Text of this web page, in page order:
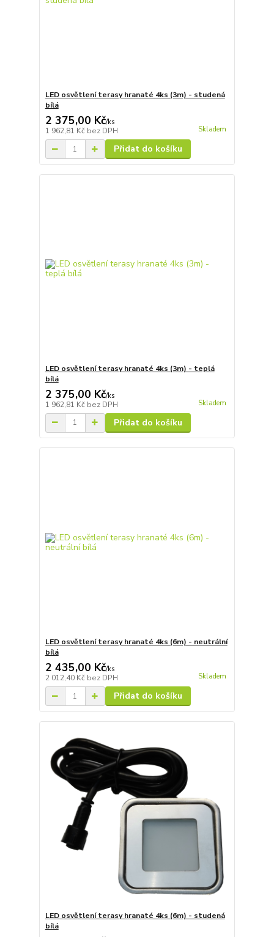
LED osvětlení terasy hranaté 4ks (3m) - studená
bílá
2 375,00 Kč/ks
1 962,81 Kč bez DPH Skladem
Přidat do košíku
LED osvětlení terasy hranaté 4ks (3m) - teplá
bílá
2 375,00 Kč/ks
1 962,81 Kč bez DPH Skladem
Přidat do košíku
LED osvětlení terasy hranaté 4ks (6m) - neutrální
bílá
2 435,00 Kč/ks
2 012,40 Kč bez DPH Skladem
Přidat do košíku
LED osvětlení terasy hranaté 4ks (6m) - studená
bílá